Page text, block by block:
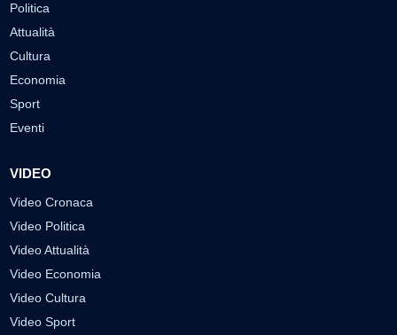
Politica
Attualità
Cultura
Economia
Sport
Eventi
VIDEO
Video Cronaca
Video Politica
Video Attualità
Video Economia
Video Cultura
Video Sport